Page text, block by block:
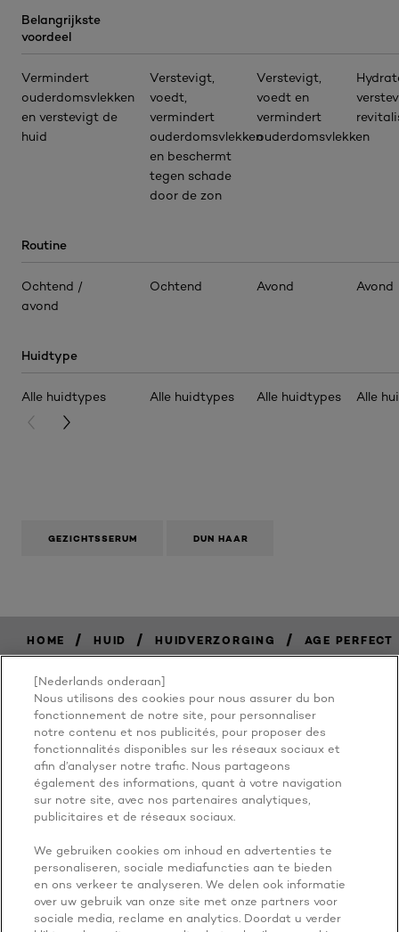
Belangrijkste
voordeel
Vermindert
ouderdomsvlekken
en verstevigt de
huid
Routine
Ochtend /
avond
Huidtype
Alle huidtypes
Verstevigt,
voedt,
vermindert
ouderdomsvlekken
en beschermt
tegen schade
door de zon
Ochtend
Alle huidtypes
Verstevigt,
voedt en
vermindert
ouderdomsvlekken
Avond
Alle huidtypes
Avond
Alle
PREVIOUS CARD
NEXT CARD
GEZICHTSSERUM DUN HAAR
HOME / HUID / HUIDVERZORGING / AGE PERFECT
BECAUSE
YOU'RE
WORTH IT
[Nederlands onderaan]
Nous utilisons des cookies pour nous assurer du bon
fonctionnement de notre site, pour personnaliser
notre contenu et nos publicités, pour proposer des
fonctionnalités disponibles sur les réseaux sociaux et
afin d’analyser notre trafic. Nous partageons
également des informations, quant à votre navigation
sur notre site, avec nos partenaires analytiques,
publicitaires et de réseaux sociaux.
We gebruiken cookies om inhoud en advertenties te
personaliseren, sociale mediafuncties aan te bieden
en ons verkeer te analyseren. We delen ook informatie
over uw gebruik van onze site met onze partners voor
sociale media, reclame en analytics. Doordat u verder